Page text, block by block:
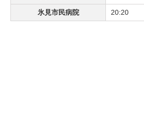
氷見市民病院 20:20